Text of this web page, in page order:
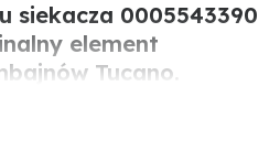
siekacza 0005543390
element
Tucano.
CLAAS to